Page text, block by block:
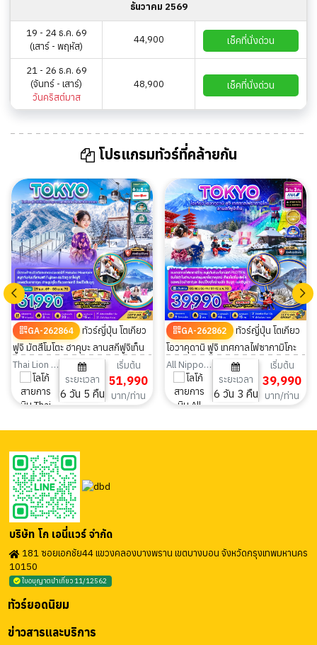
ธันวาคม 2569
19 - 24 ธ.ค. 69
(เสาร์ - พฤหัส)
44,900 เช็คที่นั่งด่วน
21 - 26 ธ.ค. 69
(จันทร์ - เสาร์)
วันคริสต์มาส
48,900 เช็คที่นั่งด่วน
โปรแกรมทัวร์ที่คล้ายกัน
GA-262864
ทัวร์ญี่ปุ่น โตเกียว
ฟูจิ มัตสึโมโตะ ฮาคุบะ ลานสกีฟูจิเท็น
ขึ้นกระะเช้าอิวาทาเกะ 6วัน 5คืน
Thai Lion Air
ระยะเวลา
6 วัน 5 คืน
เริ่มต้น
51,990
บาท/ท่าน
GA-262862
ทัวร์ญี่ปุ่น โตเกียว
โอวาคุดานิ ฟูจิ เทศกาลไฟซากามิโกะ
ลานสกีฟูจิเท็น (ฟรีเดย์ 1วัน) 6วัน
3คืน
All Nippon Airways
ระยะเวลา
6 วัน 3 คืน
เริ่มต้น
39,990
บาท/ท่าน
บริษัท โก เอนี่แวร์ จำกัด
181 ซอยเอกชัย44 แขวงคลองบางพราน เขตบางบอน จังหวัดกรุงเทพมหานคร
10150
ใบอนุญาตนำเที่ยว 11/12562
ข่าวสารและบริการ
ทัวร์ยอดนิยม